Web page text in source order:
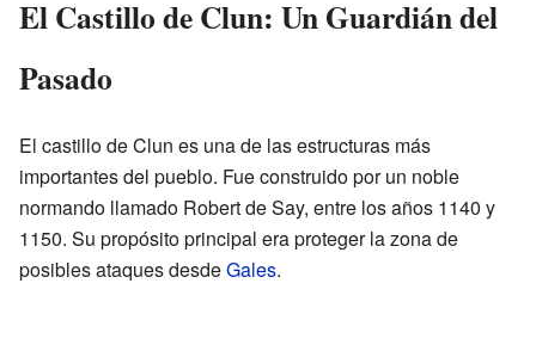
El Castillo de Clun: Un Guardián del
Pasado
El castillo de Clun es una de las estructuras más
importantes del pueblo. Fue construido por un noble
normando llamado Robert de Say, entre los años 1140 y
1150. Su propósito principal era proteger la zona de
posibles ataques desdeGales.